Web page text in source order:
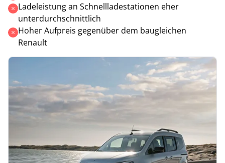
Ladeleistung an Schnellladestationen eher
unterdurchschnittlich
Hoher Aufpreis gegenüber dem baugleichen
Renault